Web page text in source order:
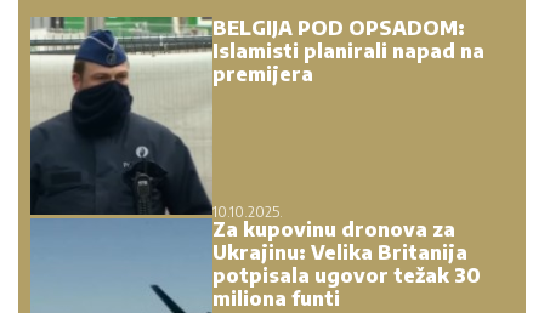
BELGIJA POD OPSADOM:
Islamisti planirali napad na
premijera
10.10.2025.
Za kupovinu dronova za
Ukrajinu: Velika Britanija
potpisala ugovor težak 30
miliona funti